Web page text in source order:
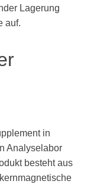
Lagerung
auf.
in
Analyselabor
besteht aus